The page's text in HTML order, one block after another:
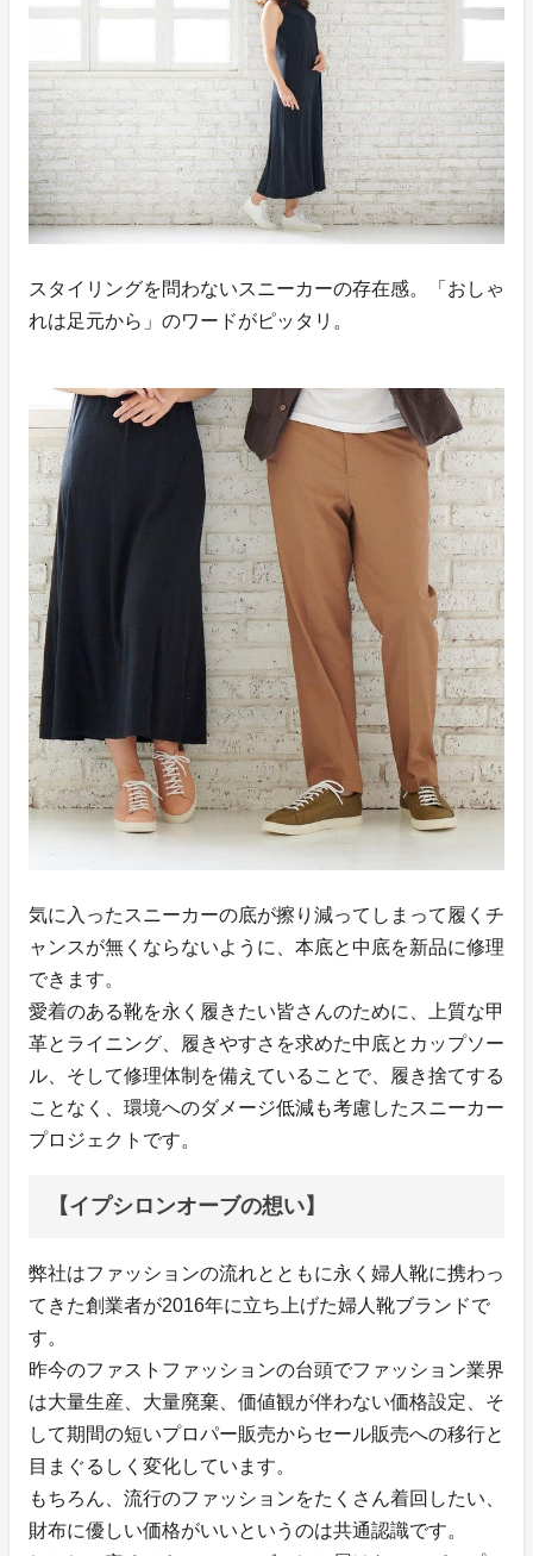
スタイリングを問わないスニーカーの存在感。「おしゃ
れは足元から」のワードがピッタリ。
気に入ったスニーカーの底が擦り減ってしまって履くチ
ャンスが無くならないように、本底と中底を新品に修理
できます。
愛着のある靴を永く履きたい皆さんのために、上質な甲
革とライニング、履きやすさを求めた中底とカップソー
ル、そして修理体制を備えていることで、履き捨てする
ことなく、環境へのダメージ低減も考慮したスニーカー
プロジェクトです。
【イプシロンオーブの想い】
弊社はファッションの流れとともに永く婦人靴に携わっ
てきた創業者が2016年に立ち上げた婦人靴ブランドで
す。
昨今のファストファッションの台頭でファッション業界
は大量生産、大量廃棄、価値観が伴わない価格設定、そ
して期間の短いプロパー販売からセール販売への移行と
目まぐるしく変化しています。
もちろん、流行のファッションをたくさん着回したい、
財布に優しい価格がいいというのは共通認識です。